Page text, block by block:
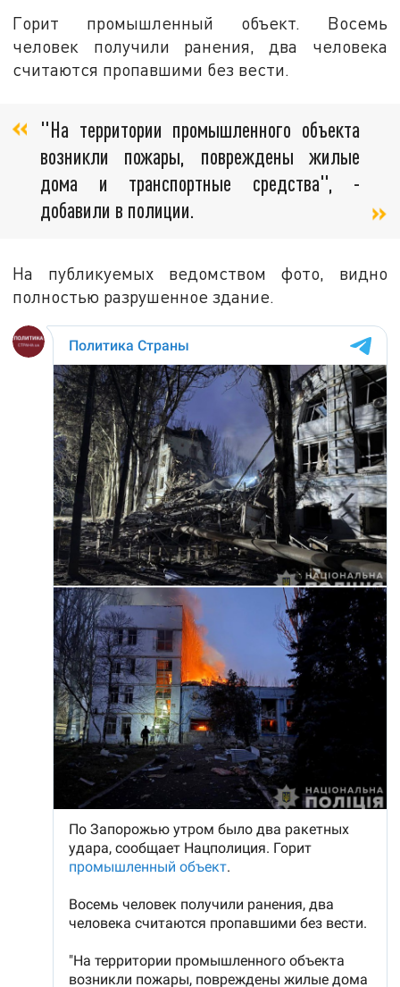
Горит промышленный объект. Восемь
человек получили ранения, два человека
считаются пропавшими без вести.
"На территории промышленного объекта
возникли пожары, повреждены жилые
дома и транспортные средства", -
добавили в полиции.
На публикуемых ведомством фото, видно
полностью разрушенное здание.